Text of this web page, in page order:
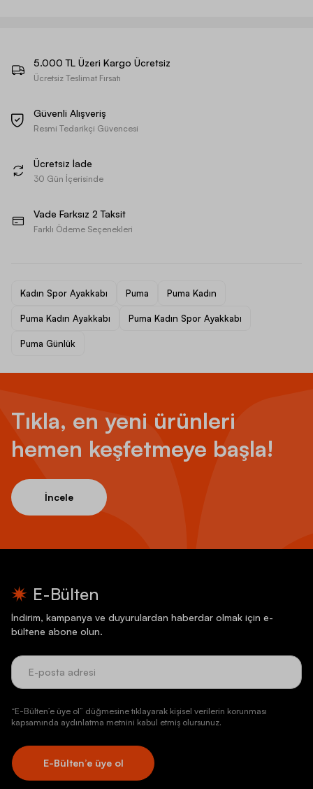
5.000 TL Üzeri Kargo Ücretsiz
Ücretsiz Teslimat Fırsatı
Güvenli Alışveriş
Resmi Tedarikçi Güvencesi
Ücretsiz İade
30 Gün İçerisinde
Vade Farksız 2 Taksit
Farklı Ödeme Seçenekleri
Kadın Spor Ayakkabı Puma Puma Kadın
Puma Kadın Ayakkabı Puma Kadın Spor Ayakkabı
Puma Günlük
Tıkla, en yeni ürünleri
hemen keşfetmeye başla!
İncele
E-Bülten
İndirim, kampanya ve duyurulardan haberdar olmak için e-
bültene abone olun.
“E-Bülten’e üye ol” düğmesine tıklayarak kişisel verilerin korunması
kapsamında aydınlatma metnini kabul etmiş olursunuz.
E-Bülten’e üye ol